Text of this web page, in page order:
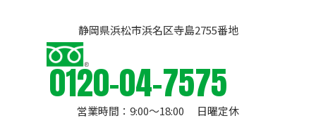
静岡県浜松市浜名区寺島2755番地
0120-04-7575
営業時間：9:00〜18:00 日曜定休